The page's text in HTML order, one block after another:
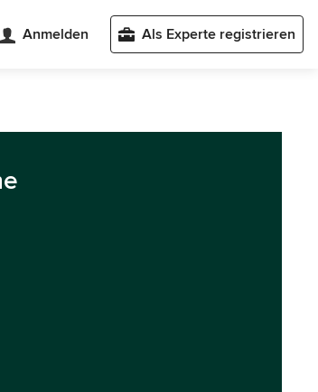
Anmelden Als Experte registrieren